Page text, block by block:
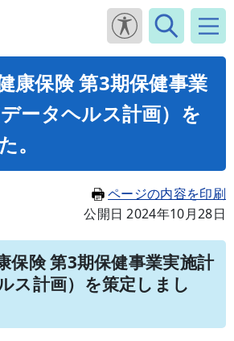
康保険 第3期保健事業
ータヘルス計画）を
。
ページの内容を印刷
公開日 2024年10月28日
保険 第3期保健事業実施計
ス計画）を策定しまし